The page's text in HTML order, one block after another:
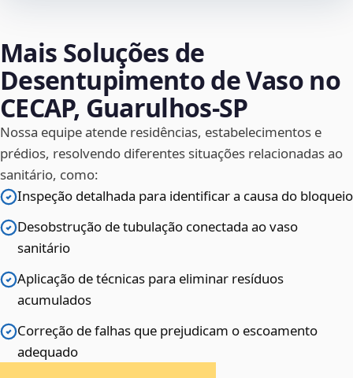
Mais Soluções de
Desentupimento de Vaso no
CECAP, Guarulhos‑SP
Nossa equipe atende residências, estabelecimentos e
prédios, resolvendo diferentes situações relacionadas ao
sanitário, como:
Inspeção detalhada para identificar a causa do bloqueio
Desobstrução de tubulação conectada ao vaso
sanitário
Aplicação de técnicas para eliminar resíduos
acumulados
Correção de falhas que prejudicam o escoamento
adequado